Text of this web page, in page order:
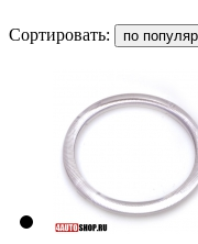
Сортировать: